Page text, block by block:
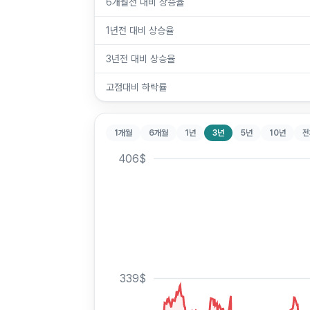
1년전 대비 상승율
3년전 대비 상승율
고점대비 하락률
1개월 6개월 1년 3년 5년 10년
406$
339$